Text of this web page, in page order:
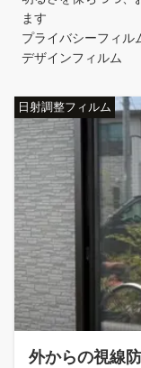
ます
プライバシーフィル
デザインフィルム
日射調整フィルム
外からの視線